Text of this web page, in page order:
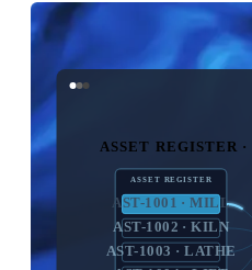
ASSET REGISTER
ASSET REGISTER
AST-1001 · MILL
AST-1002 · KILN
AST-1003 · LATHE